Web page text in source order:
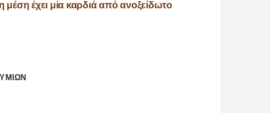
μέση έχει μία καρδιά από ανοξείδωτο